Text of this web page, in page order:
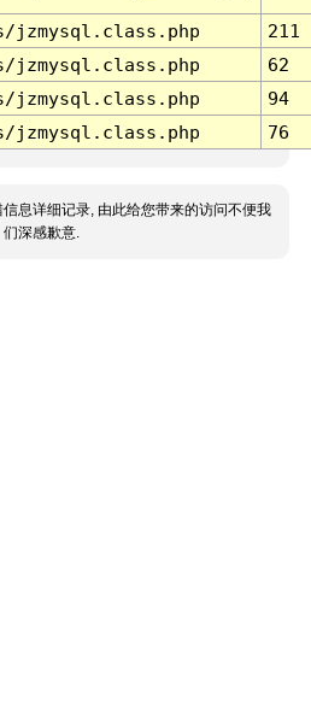
jzmysql.class.php
211
jzmysql.class.php
62
jzmysql.class.php
94
jzmysql.class.php 76
信息详细记录, 由此给您带来的访问不便我
们深感歉意.